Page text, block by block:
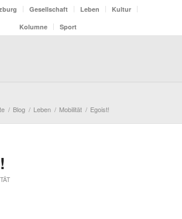
Gesellschaft Leben
Kultur
Kolumne
Sport
/ Blog / Leben / Mobilität / Egoist!